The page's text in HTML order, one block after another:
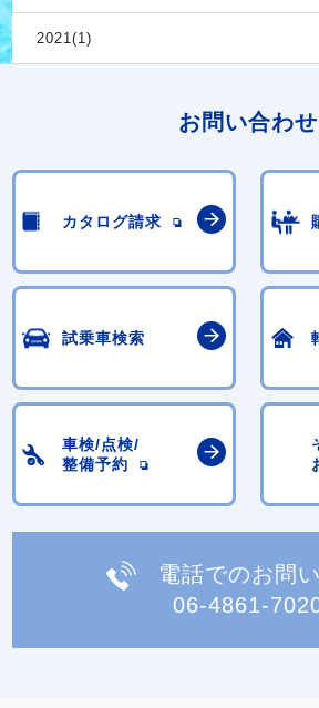
2021(1)
お問い合わせ
カタログ請求
試乗車検索
車検/点検/
整備予約
電話でのお問
06-4861-